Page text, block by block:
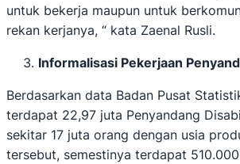
untuk bekerja maupun untuk
rekan kerjanya, “ kata Zaenal Rusli.
Informalisasi Pekerjaan
Berdasarkan data Badan Pusat
terdapat 22,97 juta Penyandang
sekitar 17 juta orang dengan usia
tersebut, semestinya terdapat